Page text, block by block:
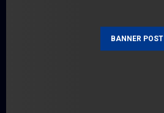
BANNER POST